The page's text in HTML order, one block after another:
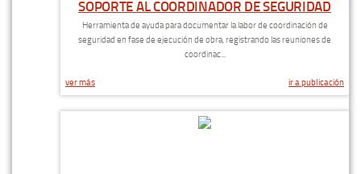
SOPORTE AL COORDINADOR DE SEGURIDAD
Herramienta de ayuda para documentar la labor de coordinación de
seguridad en fase de ejecución de obra, registrando las reuniones de
coordinac...
ver más ir a publicación